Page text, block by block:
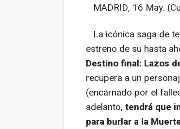
MADRID, 16 May.
La icónica saga de
estreno de su hasta
Destino final: Lazos
recupera a un
(encarnado por el
adelanto, tendrá que
para burlar a la